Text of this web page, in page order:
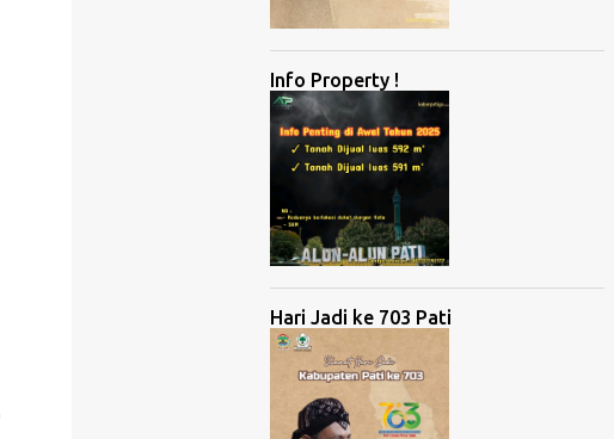
Info Property !
Hari Jadi ke 703 Pati